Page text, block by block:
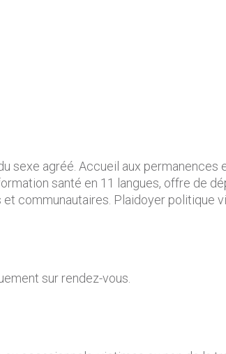
sexe agréé. Accueil aux
santé en 11 langues, offre de
communautaires. Plaidoyer politique
sur rendez-vous.